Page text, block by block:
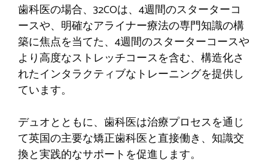
歯科医の場合、32COは、4週間のスターターコ
ースや、明確なアライナー療法の専門知識の構
築に焦点を当てた、4週間のスターターコースや
より高度なストレッチコースを含む、構造化さ
れたインタラクティブなトレーニングを提供し
ています。
デュオとともに、歯科医は治療プロセスを通じ
て英国の主要な矯正歯科医と直接働き、知識交
換と実践的なサポートを促進します。